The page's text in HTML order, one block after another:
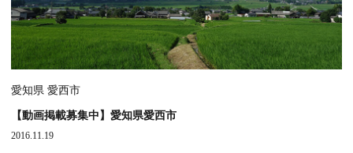
愛知県 愛西市
【動画掲載募集中】愛知県愛西市
2016.11.19